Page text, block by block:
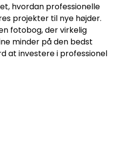
hvordan professionelle
projekter til nye højder.
fotobog, der virkelig
minder på den bedst
at investere i professionel